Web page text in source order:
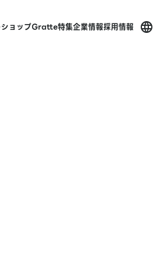
ョップGratte特集企業情報採用情報